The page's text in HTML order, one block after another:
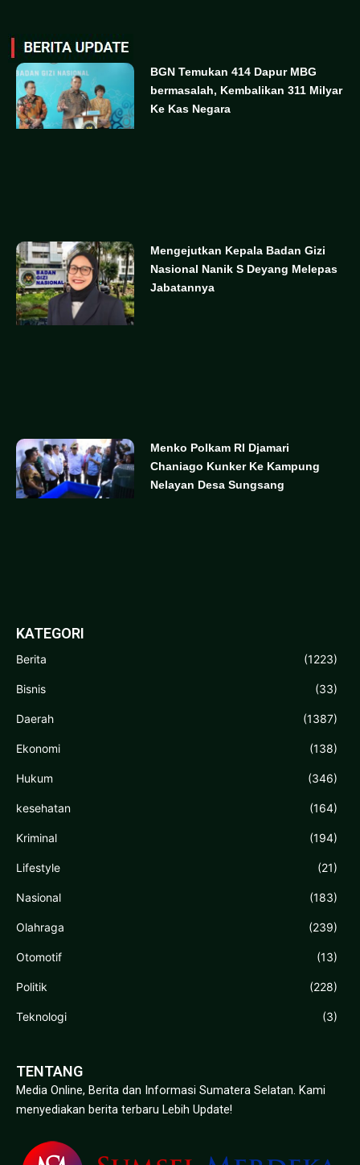
BGN Temukan 414 Dapur MBG
bermasalah, Kembalikan 311 Milyar
Ke Kas Negara
Mengejutkan Kepala Badan Gizi
Nasional Nanik S Deyang Melepas
Jabatannya
Menko Polkam RI Djamari
Chaniago Kunker Ke Kampung
Nelayan Desa Sungsang
KATEGORI
Berita (1223)
Bisnis (33)
Daerah (1387)
Ekonomi (138)
Hukum (346)
kesehatan (164)
Kriminal (194)
Lifestyle (21)
Nasional (183)
Olahraga (239)
Otomotif (13)
Politik (228)
Teknologi (3)
TENTANG
Media Online, Berita dan Informasi Sumatera Selatan. Kami
menyediakan berita terbaru Lebih Update!